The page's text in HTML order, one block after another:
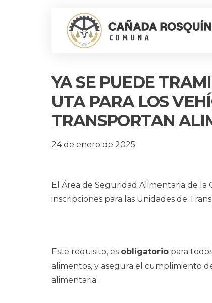
YA SE PUEDE
UTA PARA LOS
TRANSPORTAN
24 de enero de 2025
El Área de Seguridad Alimentaria de
inscripciones para las Unidades de
Este requisito, es obligatorio para
alimentos, y asegura el cumplimiento
alimentaria.